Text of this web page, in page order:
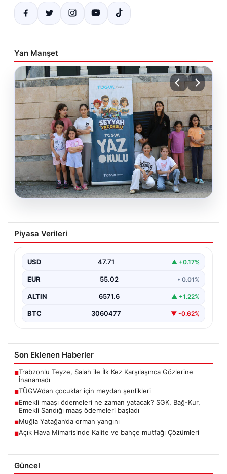
Yan Manşet
06.08.2026
TÜGVA’dan çocuklar için meydan
şenlikleri
Piyasa Verileri
USD 47.71 ▲ +0.17%
EUR 55.02 • 0.01%
ALTIN 6571.6 ▲ +1.22%
BTC 3060477 ▼ -0.62%
Son Eklenen Haberler
■Trabzonlu Teyze, Salah ile İlk Kez Karşılaşınca Gözlerine
İnanamadı
■TÜGVA’dan çocuklar için meydan şenlikleri
■Emekli maaşı ödemeleri ne zaman yatacak? SGK, Bağ-Kur,
Emekli Sandığı maaş ödemeleri başladı
■Muğla Yatağan’da orman yangını
■Açık Hava Mimarisinde Kalite ve bahçe mutfağı Çözümleri
Güncel